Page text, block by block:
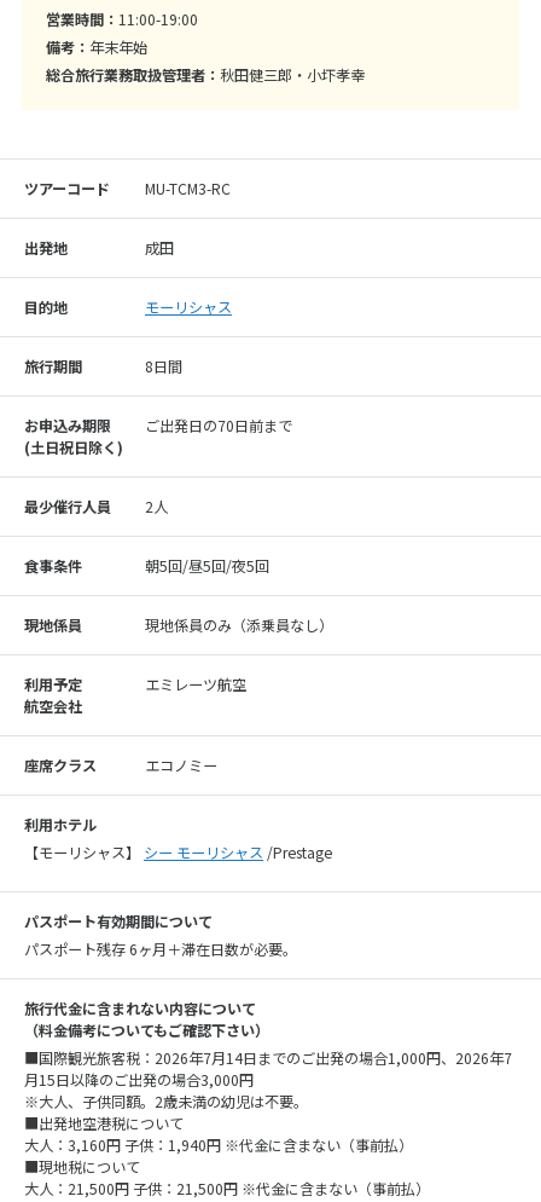
営業時間： 11:00-19:00
備考： 年末年始
総合旅行業務取扱管理者： 秋田健三郎・小圷孝幸
ツアーコード MU-TCM3-RC
出発地 成田
目的地 モーリシャス
旅行期間 8日間
お申込み期限
(⼟⽇祝⽇除く)
ご出発日の70日前まで
最少催行人員 2人
食事条件 朝5回/昼5回/夜5回
現地係員 現地係員のみ（添乗員なし）
利用予定
航空会社
エミレーツ航空
座席クラス エコノミー
利用ホテル
【モーリシャス】 シー モーリシャス /Prestage
パスポート有効期間について
パスポート残存 6ヶ月＋滞在日数が必要。
旅行代金に含まれない内容について
（料金備考についてもご確認下さい）
■国際観光旅客税：2026年7月14日までのご出発の場合1,000円、2026年7
月15日以降のご出発の場合3,000円
※大人、子供同額。2歳未満の幼児は不要。
■出発地空港税について
大人：3,160円 子供：1,940円 ※代金に含まない（事前払）
■現地税について
大人：21,500円 子供：21,500円 ※代金に含まない（事前払）